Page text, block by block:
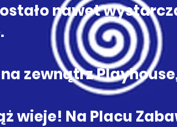
nawet
zewnątrz Playhouse,
wieje! Na Placu